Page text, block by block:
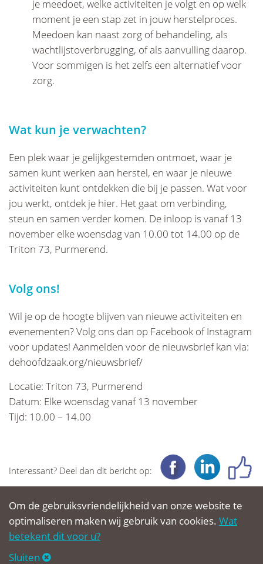
je meedoet, welke activiteiten je volgt en op welk
moment je een stap zet in jouw herstelproces.
Meedoen kan naast zorg of behandeling, als
wachtlijstoverbrugging, of als aanvulling daarop.
Voor sommigen is het zelfs een alternatief voor
zorg.
Wat kun je verwachten?
Een plek waar je gelijkgestemden ontmoet, waar je
samen kunt werken aan herstel, en waar je nieuwe
activiteiten kunt ontdekken die bij je passen. Wat voor
jou werkt, ontdek je hier. Het gaat om verbinding,
steun en samen verder komen. De inloop is vanaf 13
november elke woensdag van 10.00 tot 14.00 op de
Triton 73, Purmerend.
Volg ons!
Wil je op de hoogte blijven van nieuwe activiteiten en
evenementen? Volg ons dan op Facebook of Instagram
voor updates! Aanmelden voor de nieuwsbrief kan via:
dehoofdzaak.org/nieuwsbrief/
Locatie: Triton 73, Purmerend
Datum: Elke woensdag vanaf 13 november
Tijd: 10.00 – 14.00
Interessant? Deel dan dit bericht op:
© Clup Welzijn 2026
privacy cookies
aanmelden nieuwsbrief
Om de gebruiksvriendelijkheid van onze website te
optimaliseren maken wij gebruik van cookies. Wat
betekent dit voor u?
Sluiten